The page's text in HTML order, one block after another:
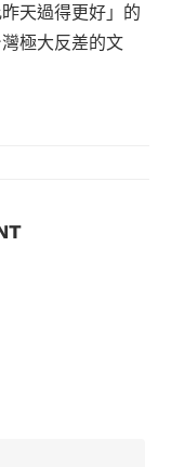
天過得更好」的
極大反差的文